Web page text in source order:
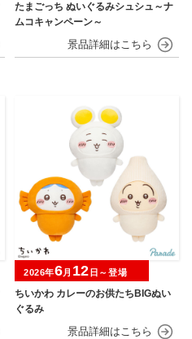
たまごっち ぬいぐるみシュシュ～ナ
ムコキャンペーン～
ちいかわ カレーのお供たちBIGぬい
ぐるみ
2026年6月 12 日～登場